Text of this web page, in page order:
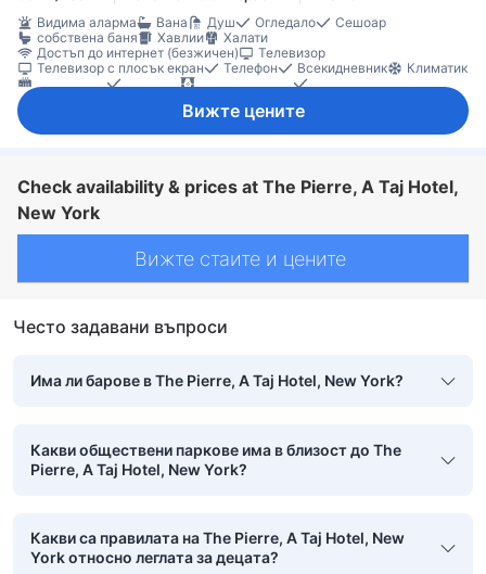
Видима аларма
Вана Душ Огледало
Сешоар
собствена баня
Хавлии
Халати
Достъп до интернет (безжичен)
Телевизор
Телевизор с плосък екран
Телефон Всекидневник
Климатик
Отопление
Пантофи Плътни завеси
Спално бельо
Възможност за свръзка на стаите
Кът за сядане
Вижте цените
Check availability & prices at The Pierre, A Taj Hotel,
New York
Вижте стаите и цените
Често задавани въпроси
Има ли барове в The Pierre, A Taj Hotel, New York?
Какви обществени паркове има в близост до The
Pierre, A Taj Hotel, New York?
Какви са правилата на The Pierre, A Taj Hotel, New
York относно леглата за децата?